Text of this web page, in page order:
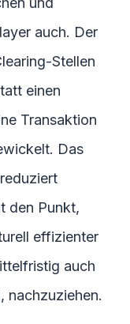
auch. Der
Stellen
einen
Transaktion
Das
den Punkt,
effizienter
auch
nachzuziehen.